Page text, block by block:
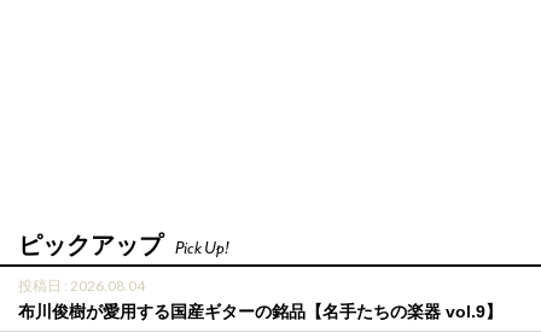
ピックアップ Pick Up!
投稿日 : 2026.08.04
布川俊樹が愛用する国産ギターの銘品【名手たちの楽器 vol.9】